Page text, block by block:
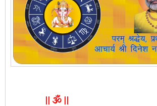
|| 🕉️ ||